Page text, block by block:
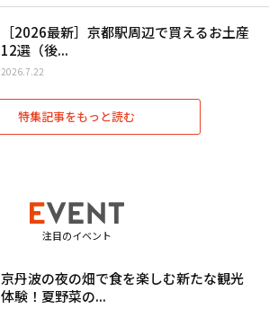
［2026最新］京都駅周辺で買えるお土産
12選（後...
2026.7.22
特集記事をもっと読む
注目のイベント
京丹波の夜の畑で食を楽しむ新たな観光
体験！夏野菜の...